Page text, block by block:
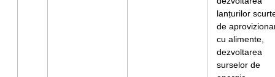
lanțurilor
de
cu alimente,
dezvoltarea
surselor de